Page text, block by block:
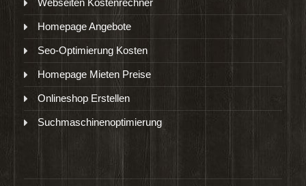
Homepage Angebote
Seo-Optimierung Kosten
Homepage Mieten Preise
Onlineshop Erstellen
Suchmaschinenoptimierung